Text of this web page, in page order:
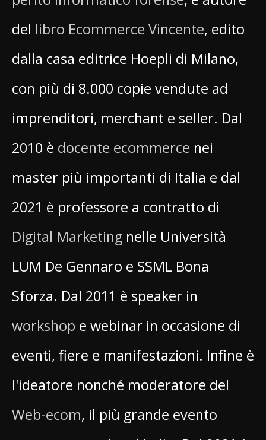
del libro Ecommerce Vincente, edito
dalla casa editrice Hoepli di Milano,
con più di 8.000 copie vendute ad
imprenditori, merchant e seller. Dal
2010 è docente ecommerce nei
master più importanti di Italia e dal
2021 è professore a contratto di
Digital Marketing nelle Università
LUM De Gennaro e SSML Bona
Sforza. Dal 2011 è speaker in
workshop e webinar in occasione di
eventi, fiere e manifestazioni. Infine è
l'ideatore nonché moderatore del
Web-ecom, il più grande evento